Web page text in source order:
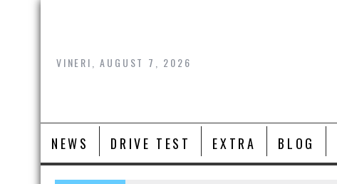
Skip
VINERI, AUGUST 7, 2026
NEWS DRIVE TEST EXTRA BLOG